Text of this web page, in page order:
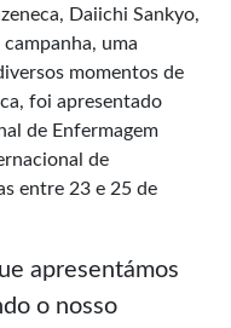
Daiichi Sankyo,
uma
momentos de
foi apresentado
de Enfermagem
de
entre 23 e 25 de
apresentámos
o nosso